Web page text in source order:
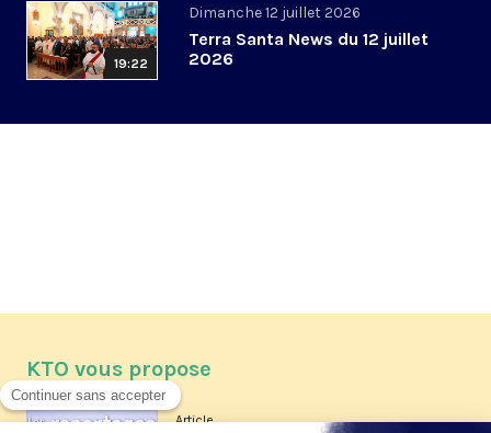
19:22
Dimanche 12 juillet 2026
Terra Santa News du 12 juillet
2026
KTO vous propose
Article